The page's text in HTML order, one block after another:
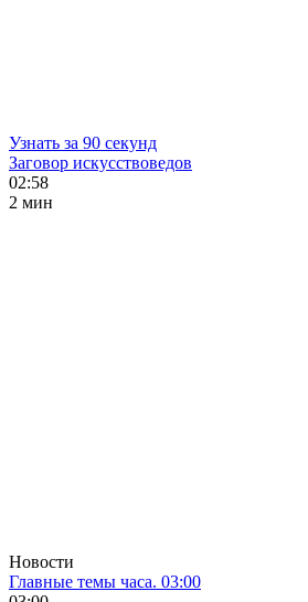
Узнать за 90 секунд
Заговор искусствоведов
02:58
2 мин
Новости
Главные темы часа. 03:00